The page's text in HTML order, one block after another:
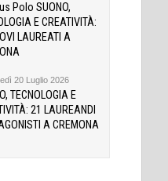
Polo SUONO,
E CREATIVITÀ:
LAUREATI A
20 Luglio 2026
TECNOLOGIA E
21 LAUREANDI
A CREMONA